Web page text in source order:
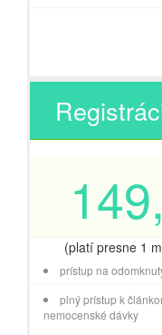
(platí presne 1
prístup na
plný prístup k
nemocenské dávky